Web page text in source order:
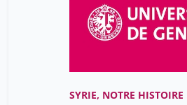
SYRIE, NOTRE HISTOIRE